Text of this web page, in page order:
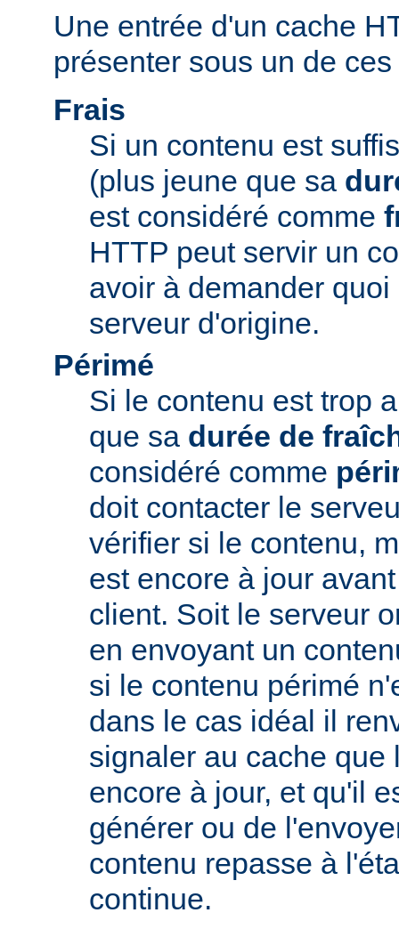
Une entrée d'un cache
présenter sous un de
Frais
Si un contenu est
(plus jeune que sa
est considéré comme
HTTP peut servir un
avoir à demander
serveur d'origine.
Périmé
Si le contenu est trop
que sa durée de
considéré comme
doit contacter le
vérifier si le contenu,
est encore à jour
client. Soit le serveur
en envoyant un
si le contenu périmé
dans le cas idéal il
signaler au cache que
encore à jour, et qu'il
générer ou de
contenu repasse à
continue.